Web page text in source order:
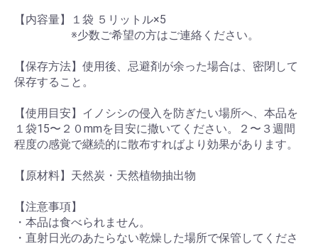
【内容量】１袋 ５リットル×5
※少数ご希望の方はご連絡ください。
【保存方法】使用後、忌避剤が余った場合は、密閉して
保存すること。
【使用目安】イノシシの侵入を防ぎたい場所へ、本品を
１袋15〜２０mmを目安に撒いてください。２〜３週間
程度の感覚で継続的に散布すればより効果があります。
【原材料】天然炭・天然植物抽出物
【注意事項】
・本品は食べられません。
・直射日光のあたらない乾燥した場所で保管してくださ